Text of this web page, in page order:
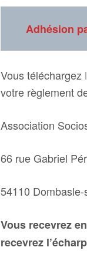
Adhésion
Vous téléchargez
votre règlement
Association
66 rue Gabriel
54110
Vous recevrez
recevrez